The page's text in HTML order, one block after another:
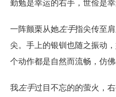
一阵颤栗从她左手指尖传至
尖。手上的银钏也随之振动
个动作都是自然而流畅，仿佛
我左手过目不忘的的萤火，